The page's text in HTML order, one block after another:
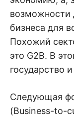
возможности
бизнеса для
Похожий
это G2B. В
государство
Следующая
(Business-to-